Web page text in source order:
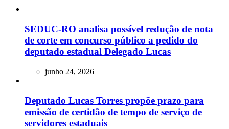
SEDUC-RO analisa possível redução de nota
de corte em concurso público a pedido do
deputado estadual Delegado Lucas
junho 24, 2026
Deputado Lucas Torres propõe prazo para
emissão de certidão de tempo de serviço de
servidores estaduais